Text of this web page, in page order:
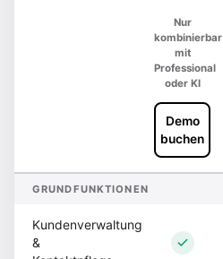
Nur
kombinierbar
mit
Professional
oder KI
Demo
buchen
GRUNDFUNKTIONEN
Kundenverwaltung
&